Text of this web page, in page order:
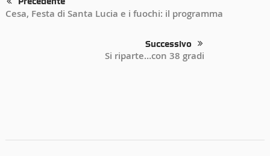
Cesa, Festa di Santa Lucia e i fuochi: il programma
Successivo
Si riparte…con 38 gradi